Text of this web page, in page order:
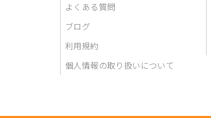
よくある質問
ブログ
利用規約
個人情報の取り扱いについて